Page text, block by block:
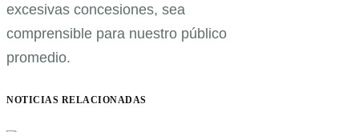
excesivas concesiones, sea
comprensible para nuestro público
promedio.
NOTICIAS RELACIONADAS